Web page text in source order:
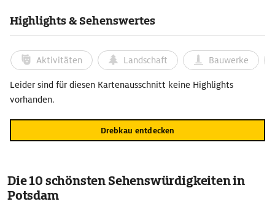
Highlights & Sehenswertes
Aktivitäten Landschaft Bauwerke
Leider sind für diesen Kartenausschnitt keine Highlights
vorhanden.
Drebkau entdecken
Die 10 schönsten Sehenswürdigkeiten in
Potsdam